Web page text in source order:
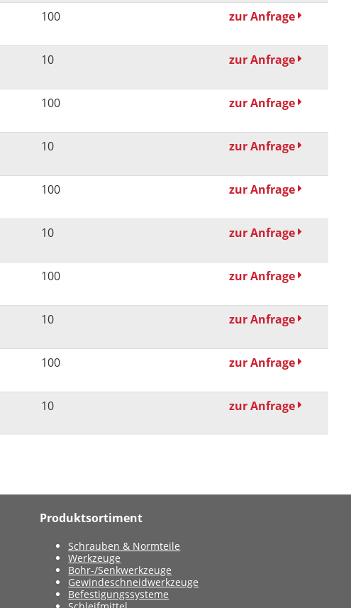
100 zur Anfrage
10 zur Anfrage
100 zur Anfrage
10 zur Anfrage
100 zur Anfrage
10 zur Anfrage
100 zur Anfrage
10 zur Anfrage
100 zur Anfrage
10 zur Anfrage
Produktsortiment
Schrauben & Normteile
Werkzeuge
Bohr-/Senkwerkzeuge
Gewindeschneidwerkzeuge
Befestigungssysteme